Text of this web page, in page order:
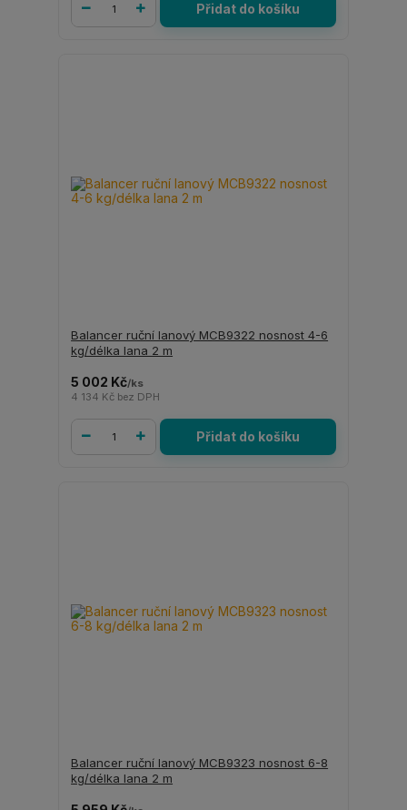
Přidat do košíku
Balancer ruční lanový MCB9322 nosnost 4-6
kg/délka lana 2 m
5 002 Kč/ks
4 134 Kč bez DPH
Přidat do košíku
Balancer ruční lanový MCB9323 nosnost 6-8
kg/délka lana 2 m